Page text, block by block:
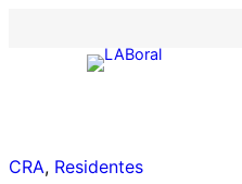
CRA, Residentes